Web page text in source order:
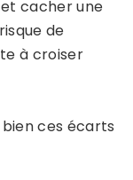
cacher une
de
à croiser
ces écarts